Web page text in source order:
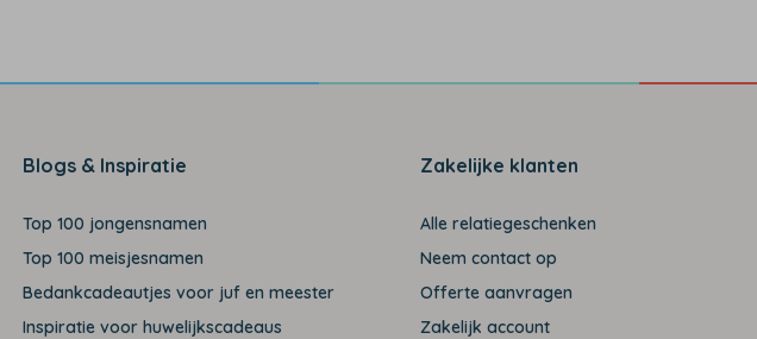
Blogs & Inspiratie
Top 100 jongensnamen
Top 100 meisjesnamen
Bedankcadeautjes voor juf en meester
Inspiratie voor huwelijkscadeaus
Zakelijke klanten
Alle relatiegeschenken
Neem contact op
Offerte aanvragen
Zakelijk account